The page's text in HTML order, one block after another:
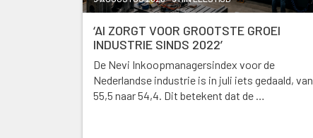
‘AI ZORGT VOOR GROOTSTE GROEI
INDUSTRIE SINDS 2022’
De Nevi Inkoopmanagersindex voor de
Nederlandse industrie is in juli iets gedaald, van
55,5 naar 54,4. Dit betekent dat de …